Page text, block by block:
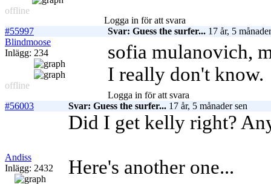
offline
Logga in för att svara
#55997
Svar: Guess the surfer... 17 år, 5
Blindmoose
Inlägg: 234
offline
sofia mulanovich,
I really don't know.
Logga in för att svara
#56003
Svar: Guess the surfer... 17 år, 5 månader sen
Andiss
Inlägg: 2432
Did I get kelly right?
Here's another one...